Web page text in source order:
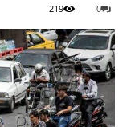
0
219